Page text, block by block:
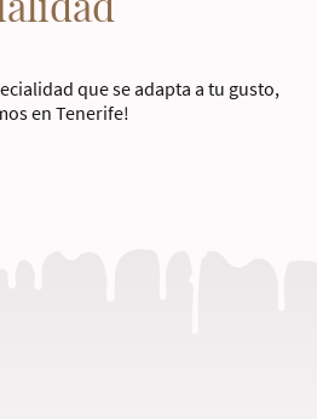
que se adapta a tu gusto,
en Tenerife!